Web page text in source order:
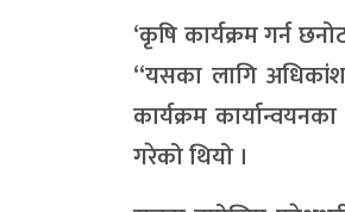
‘कृषि कार्यक्रम गर्न
“यसका लागि
कार्यक्रम
गरेको थियो ।